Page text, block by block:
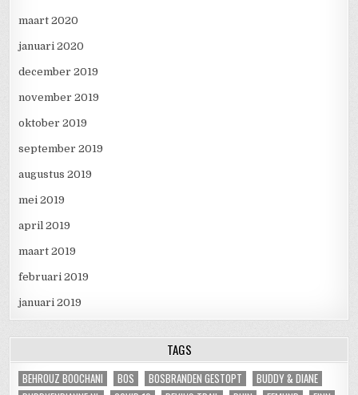
maart 2020
januari 2020
december 2019
november 2019
oktober 2019
september 2019
augustus 2019
mei 2019
april 2019
maart 2019
februari 2019
januari 2019
TAGS
BEHROUZ BOOCHANI BOS BOSBRANDEN GESTOPT
BUDDY & DIANE